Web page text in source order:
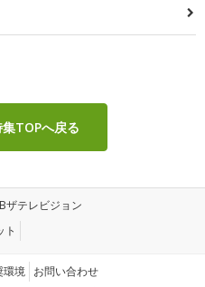
TOPへ戻る
ザテレビジョン
ト
環境 お問い合わせ